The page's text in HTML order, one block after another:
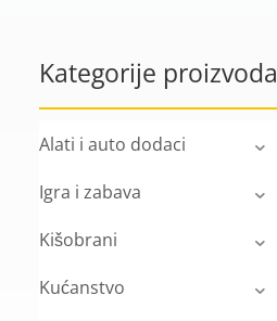
Kategorije proizvoda
Alati i auto dodaci
Igra i zabava
Kišobrani
Kućanstvo